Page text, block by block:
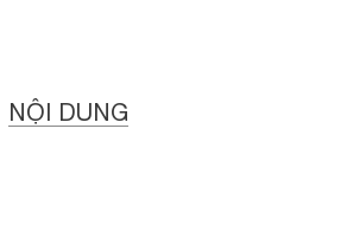
NỘI DUNG